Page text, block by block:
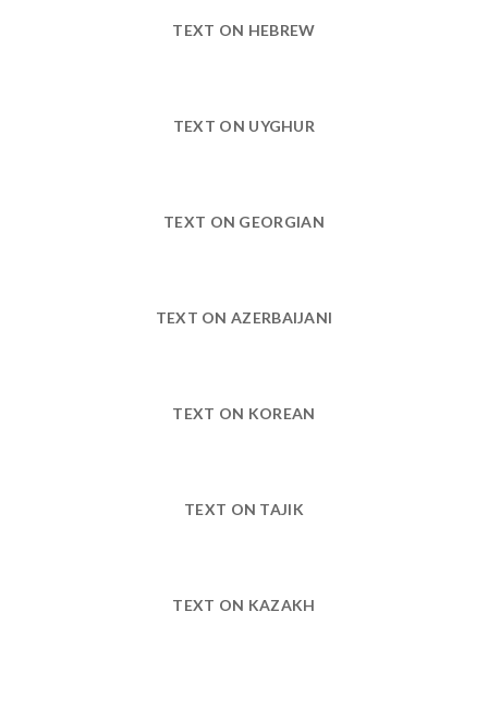
TEXT ON HEBREW
TEXT ON UYGHUR
TEXT ON GEORGIAN
TEXT ON AZERBAIJANI
TEXT ON KOREAN
TEXT ON TAJIK
TEXT ON KAZAKH